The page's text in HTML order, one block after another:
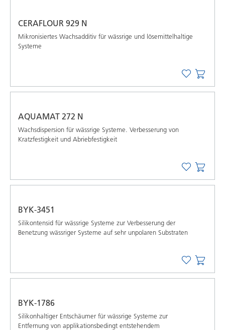
CERAFLOUR 929 N
Mikronisiertes Wachsadditiv für wässrige und lösemittelhaltige
Systeme
AQUAMAT 272 N
Wachsdispersion für wässrige Systeme. Verbesserung von
Kratzfestigkeit und Abriebfestigkeit
BYK-3451
Silikontensid für wässrige Systeme zur Verbesserung der
Benetzung wässriger Systeme auf sehr unpolaren Substraten
BYK-1786
Silikonhaltiger Entschäumer für wässrige Systeme zur
Entfernung von applikationsbedingt entstehendem